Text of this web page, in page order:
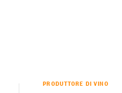
PRODUTTORE DI VINO